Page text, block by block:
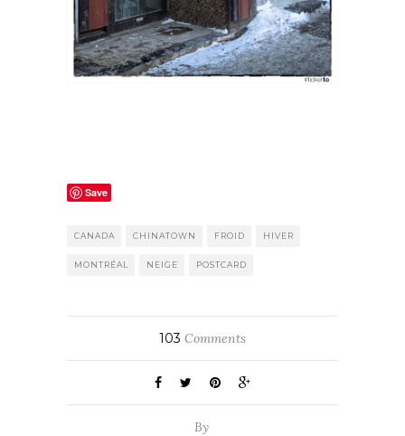
Save
CANADA CHINATOWN FROID HIVER
MONTRÉAL NEIGE POSTCARD
103 Comments
By